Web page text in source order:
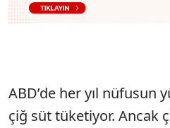
ABD’de her yıl nüfusun
çiğ süt tüketiyor. Ancak